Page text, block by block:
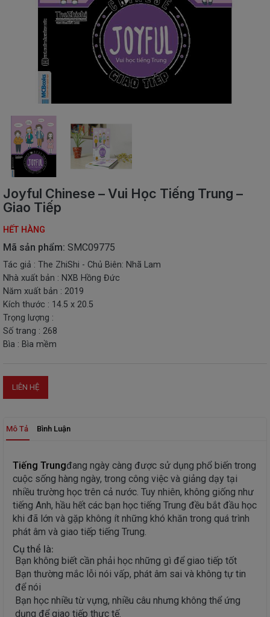
SÁCH
SÁCH
TIẾNG
SÁCH
NGOẠI
NGỮ
VPP
-
ĐỒ
DÙNG
SINH
TẶNG
-
CHƠI
THIẾT
STEM
Joyful Chinese – Vui Học Tiếng Trung –
Giao Tiếp
HẾT HÀNG
Mã sản phẩm: SMC09775
Tác giả : The ZhiShi - Chủ Biên: Nhã Lam
Nhà xuất bản : NXB Hồng Đức
Năm xuất bản : 2019
Kích thước : 14.5 x 20.5
Trọng lượng :
Số trang : 268
Bìa : Bìa mềm
LIÊN HỆ
Mô Tả Bình Luận
Tiếng Trungđang ngày càng được sử dụng phổ biến trong
cuộc sống hàng ngày, trong công việc và giảng dạy tại
nhiều trường học trên cả nước. Tuy nhiên, không giống như
tiếng Anh, hầu hết các bạn học tiếng Trung đều bắt đầu học
khi đã lớn và gặp không ít những khó khăn trong quá trình
phát âm và giao tiếp tiếng Trung.
Cụ thể là:
Bạn không biết cần phải học những gì để giao tiếp tốt
Bạn thường mắc lỗi nói vấp, phát âm sai và không tự tin
để nói
Bạn học nhiều từ vựng, nhiều câu nhưng không thể ứng
dụng để giao tiếp thực tế.